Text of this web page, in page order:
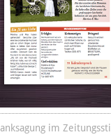
im Zeitungsstil